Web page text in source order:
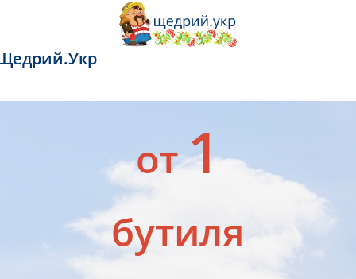
вмісту
от1
бутиля